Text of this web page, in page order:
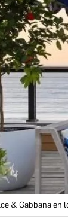
& Gabbana en